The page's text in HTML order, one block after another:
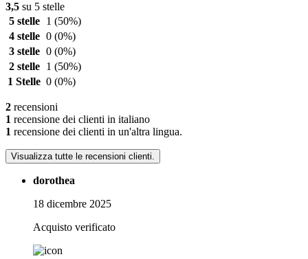
3,5 su 5 stelle
5 stelle
1 (50%)
4 stelle 0 (0%)
3 stelle 0 (0%)
2 stelle
1 (50%)
1 Stelle 0 (0%)
2 recensioni
1 recensione dei clienti in italiano
1 recensione dei clienti in un'altra lingua.
Visualizza tutte le recensioni clienti.
dorothea
18 dicembre 2025
Acquisto verificato